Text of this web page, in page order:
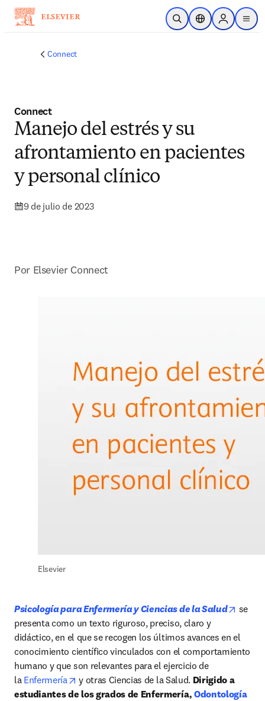
Saltar al contenido principal
Abrir búsqueda
Selector deSign in to
menu
Connect
Connect
Manejo del estrés y su
afrontamiento en pacientes
y personal clínico
9 de julio de 2023
Por Elsevier Connect
Elsevier
Psicología para Enfermería y Ciencias de la Salud
se
presenta como un texto riguroso, preciso, claro y
didáctico, en el que se recogen los últimos avances en el
conocimiento científico vinculados con el comportamiento
humano y que son relevantes para el ejercicio de
la Enfermería opens in new tab/window
y otras Ciencias de la Salud. Dirigido a
estudiantes de los grados de Enfermería, Odontología